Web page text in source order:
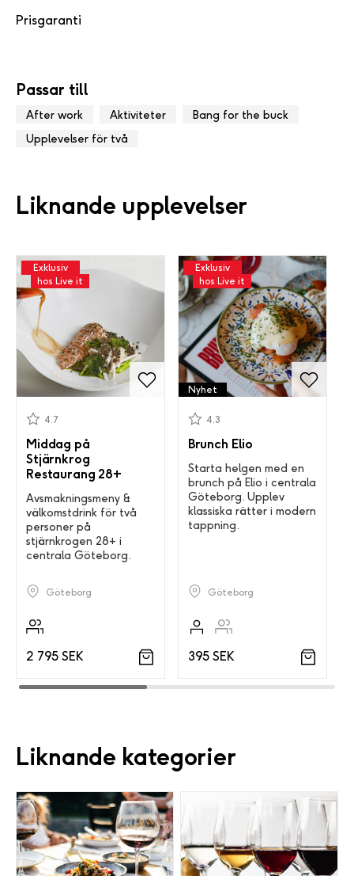
Prisgaranti
Passar till
After work Aktiviteter
Bang for the buck
Upplevelser för två
Liknande upplevelser
Exklusiv
hos Live it
Middag på
Stjärnkrog
Restaurang 28+
4.7
Avsmakningsmeny &
välkomstdrink för två
personer på
stjärnkrogen 28+ i
centrala Göteborg.
Göteborg
2 795 SEK
Nyhet
Exklusiv
hos Live it
Brunch Elio
4.3
Starta helgen med en
brunch på Elio i centrala
Göteborg. Upplev
klassiska rätter i modern
tappning.
Göteborg
395 SEK
Liknande kategorier